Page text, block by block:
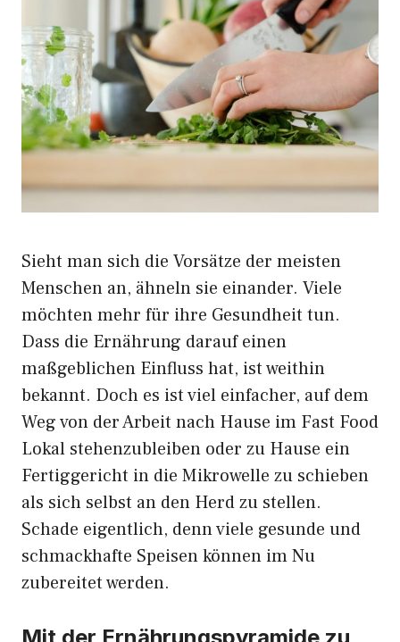
Sieht man sich die Vorsätze der meisten
Menschen an, ähneln sie einander. Viele
möchten mehr für ihre Gesundheit tun.
Dass die Ernährung darauf einen
maßgeblichen Einfluss hat, ist weithin
bekannt. Doch es ist viel einfacher, auf dem
Weg von der Arbeit nach Hause im Fast Food
Lokal stehenzubleiben oder zu Hause ein
Fertiggericht in die Mikrowelle zu schieben
als sich selbst an den Herd zu stellen.
Schade eigentlich, denn viele gesunde und
schmackhafte Speisen können im Nu
zubereitet werden.